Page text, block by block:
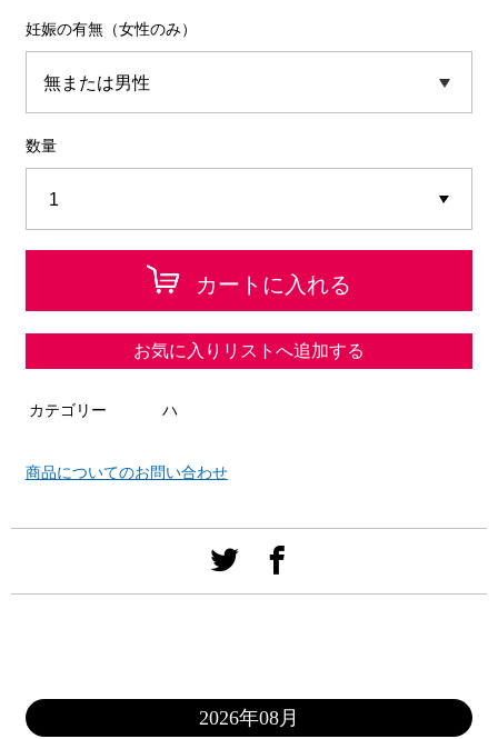
妊娠の有無（女性のみ）
数量
カートに入れる
お気に入りリストへ追加する
カテゴリー ハ
商品についてのお問い合わせ
2026年08月